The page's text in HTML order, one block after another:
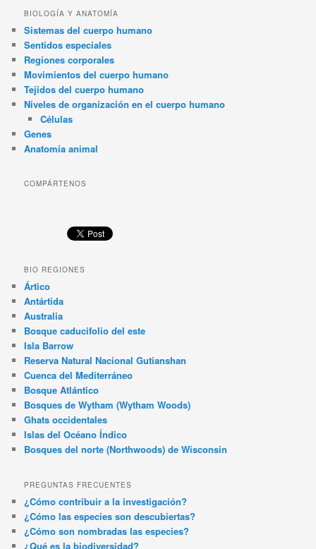
BIOLOGÍA Y ANATOMÍA
Sistemas del cuerpo humano
Sentidos especiales
Regiones corporales
Movimientos del cuerpo humano
Tejidos del cuerpo humano
Niveles de organización en el cuerpo humano
Células
Genes
Anatomía animal
COMPÁRTENOS
BIO REGIONES
Ártico
Antártida
Australia
Bosque caducifolio del este
Isla Barrow
Reserva Natural Nacional Gutianshan
Cuenca del Mediterráneo
Bosque Atlántico
Bosques de Wytham (Wytham Woods)
Ghats occidentales
Islas del Océano Índico
Bosques del norte (Northwoods) de Wisconsin
PREGUNTAS FRECUENTES
¿Cómo contribuir a la investigación?
¿Cómo las especies son descubiertas?
¿Cómo son nombradas las especies?
¿Qué es la biodiversidad?